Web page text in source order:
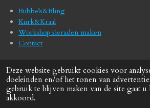
Deze website gebruikt cookies voor
doeleinden en/of het tonen van
gebruik te blijven maken van de site gaat u
akkoord.
Bubbels&Bling
Kurk&Kraal
Workshop sieraden maken
Contact
06 212 906 07 / 06 143 528 30